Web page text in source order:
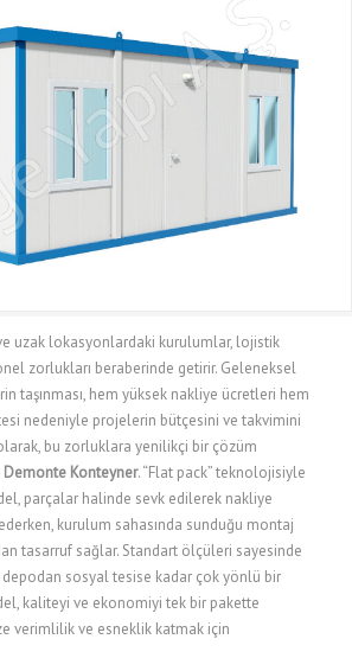
uzak lokasyonlardaki kurulumlar, lojistik
zorlukları beraberinde getirir. Geleneksel
taşınması, hem yüksek nakliye ücretleri hem
nedeniyle projelerin bütçesini ve takvimini
bu zorluklara yenilikçi bir çözüm
Demonte Konteyner. “Flat pack” teknolojisiyle
parçalar halinde sevk edilerek nakliye
kurulum sahasında sunduğu montaj
tasarruf sağlar. Standart ölçüleri sayesinde
depodan sosyal tesise kadar çok yönlü bir
kaliteyi ve ekonomiyi tek bir pakette
verimlilik ve esneklik katmak için